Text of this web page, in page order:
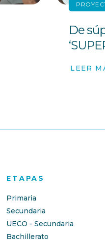
De
LEER
ETAPAS
Primaria
Secundaria
UECO - Secundaria
Bachillerato